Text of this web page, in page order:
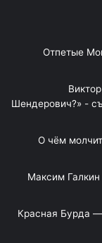
Отпетые
Шендерович?» -
«О чём
Максим
Красная Бурда